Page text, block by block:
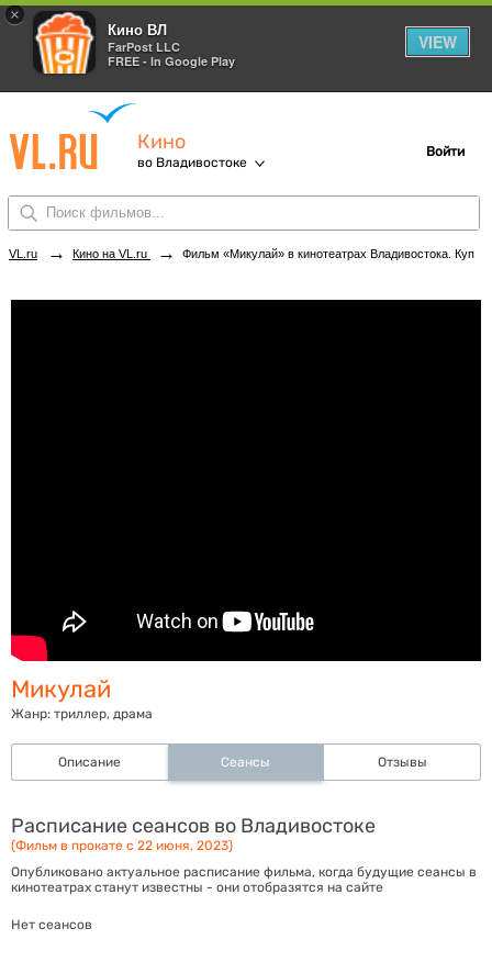
×
Кино ВЛ
FarPost LLC
FREE - In Google Play
VIEW
Кино
во Владивостоке
Войти
VL.ru → Кино на VL.ru → Фильм «Микулай» в кинотеатрах Владивостока. Купить билеты!
Микулай
Жанр: триллер, драма
Описание Сеансы Отзывы
Расписание сеансов во Владивостоке
(Фильм в прокате с 22 июня, 2023)
Опубликовано актуальное расписание фильма, когда будущие сеансы в
кинотеатрах станут известны - они отобразятся на сайте
Нет сеансов